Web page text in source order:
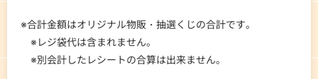
※合計金額はオリジナル物販・抽選くじの合計です。
※レジ袋代は含まれません。
※別会計したレシートの合算は出来ません。